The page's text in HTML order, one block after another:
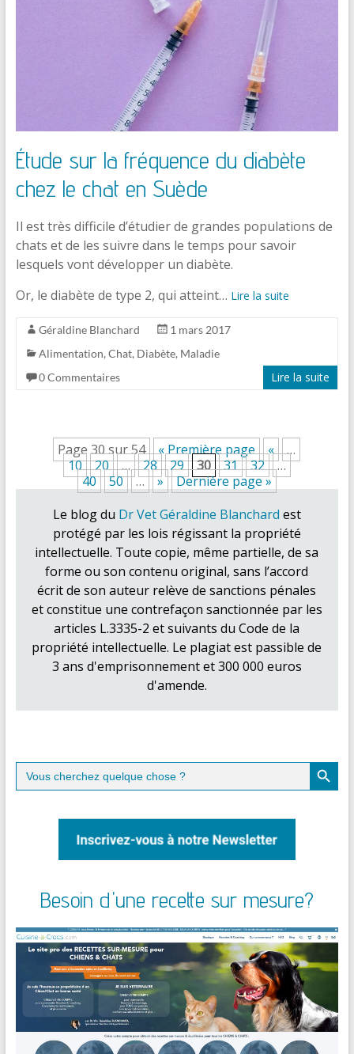
Étude sur la fréquence du diabète
chez le chat en Suède
Il est très difficile d’étudier de grandes populations de
chats et de les suivre dans le temps pour savoir
lesquels vont développer un diabète.
Or, le diabète de type 2, qui atteint… Lire la suite
Géraldine Blanchard
1 mars 2017
Alimentation,Chat, Diabète, Maladie
0 Commentaires
Lire la suite
Page 30 sur 54 « Première page «
…
10
20 … 28 29 30 31 32
…
40
50 … »
Dernière page »
Le blog du Dr Vet Géraldine Blanchard est
protégé par les lois régissant la propriété
intellectuelle. Toute copie, même partielle, de sa
forme ou son contenu original, sans l’accord
écrit de son auteur relève de sanctions pénales
et constitue une contrefaçon sanctionnée par les
articles L.3335-2 et suivants du Code de la
propriété intellectuelle. Le plagiat est passible de
3 ans d'emprisonnement et 300 000 euros
d'amende.
Search
for:
Search Button
Besoin d'une recette sur mesure?